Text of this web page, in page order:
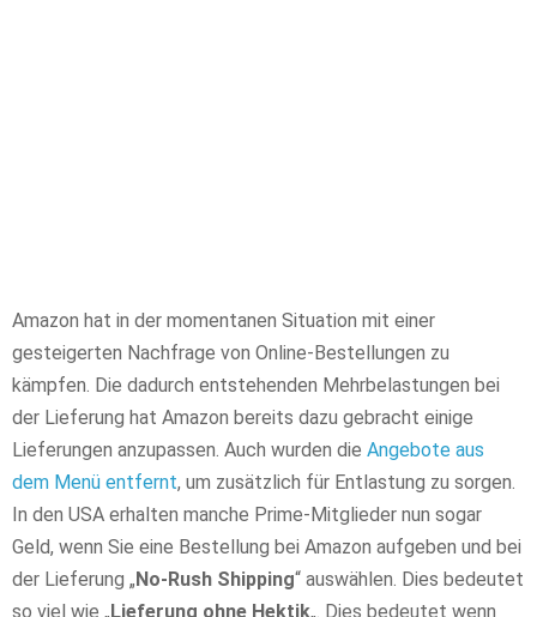
Amazon hat in der momentanen Situation mit einer
gesteigerten Nachfrage von Online-Bestellungen zu
kämpfen. Die dadurch entstehenden Mehrbelastungen bei
der Lieferung hat Amazon bereits dazu gebracht einige
Lieferungen anzupassen. Auch wurden die Angebote aus
dem Menü entfernt, um zusätzlich für Entlastung zu sorgen.
In den USA erhalten manche Prime-Mitglieder nun sogar
Geld, wenn Sie eine Bestellung bei Amazon aufgeben und bei
der Lieferung „ No-Rush Shipping“ auswählen. Dies bedeutet
so viel wie „ Lieferung ohne Hektik„. Dies bedeutet wenn